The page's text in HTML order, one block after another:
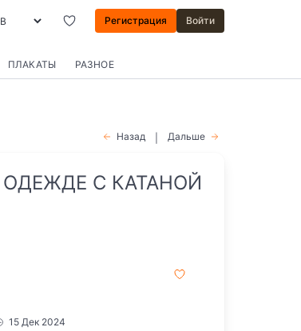
Регистрация Войти
ПЛАКАТЫ РАЗНОЕ
Назад Дальше
С КАТАНОЙ
15 Дек 2024